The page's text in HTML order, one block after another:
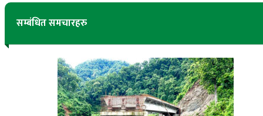
सम्बंधित समचारहरु